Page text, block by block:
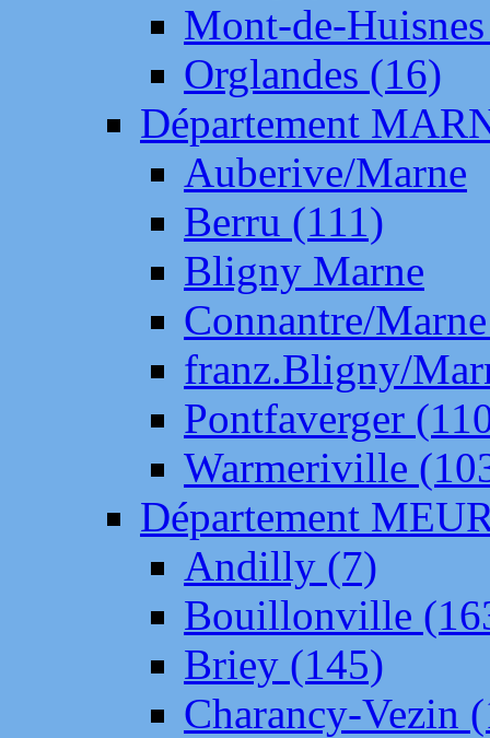
Mont-de-
Orglandes (16)
Département
Auberive/Marne
Berru (111)
Bligny Marne
Connantre/
franz.Bligny/
Pontfaverger
Warmeriville
Département
Andilly (7)
Bouillonville
Briey (145)
Charancy-Vezin